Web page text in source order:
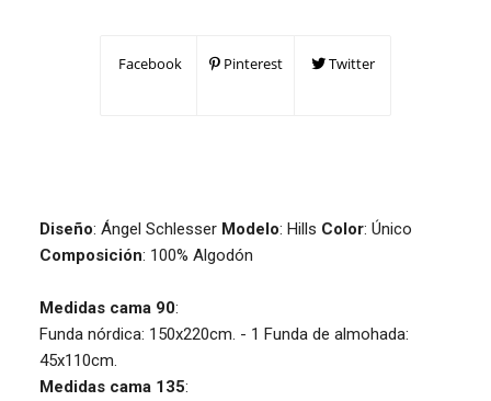
Facebook Pinterest Twitter
Diseño: Ángel Schlesser Modelo: Hills Color: Único
Composición: 100% Algodón
Medidas cama 90:
Funda nórdica: 150x220cm. - 1 Funda de almohada:
45x110cm.
Medidas cama 135: